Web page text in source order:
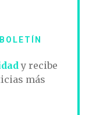
y recibe
más